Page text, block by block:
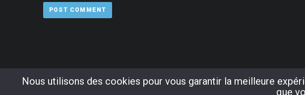
Nous utilisons des cookies pour vous garantir la meilleure
que